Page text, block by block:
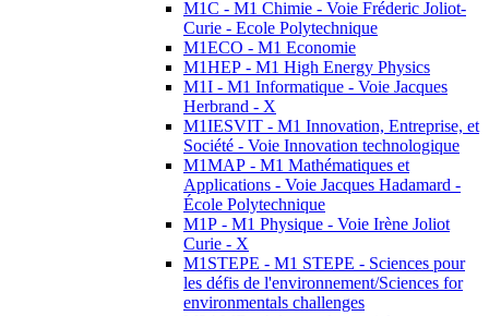
M1C - M1 Chimie - Voie Fréderic Joliot-
Curie - Ecole Polytechnique
M1ECO - M1 Economie
M1HEP - M1 High Energy Physics
M1I - M1 Informatique - Voie Jacques
Herbrand - X
M1IESVIT - M1 Innovation, Entreprise, et
Société - Voie Innovation technologique
M1MAP - M1 Mathématiques et
Applications - Voie Jacques Hadamard -
École Polytechnique
M1P - M1 Physique - Voie Irène Joliot
Curie - X
M1STEPE - M1 STEPE - Sciences pour
les défis de l'environnement/Sciences for
environmentals challenges